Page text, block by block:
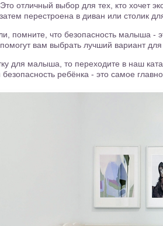
Это отличный выбор для тех, кто хочет
перестроена в диван или столик
помните, что безопасность малыша -
вам выбрать лучший вариант
для малыша, то переходите в наш
ребёнка - это самое